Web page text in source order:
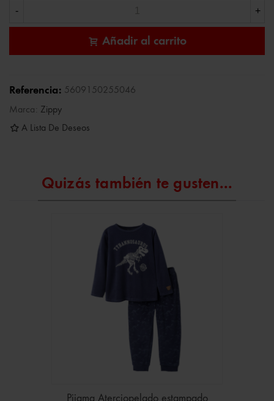
- +
Añadir al carrito
Referencia: 5609150255046
Marca: Zippy
A Lista De Deseos
Quizás también te gusten...
Pijama Aterciopelado estampado